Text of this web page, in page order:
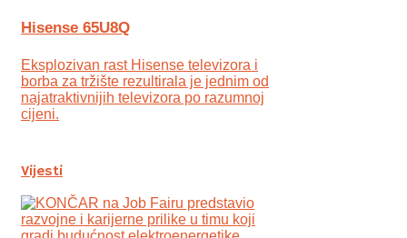
Hisense 65U8Q
Eksplozivan rast Hisense televizora i
borba za tržište rezultirala je jednim od
najatraktivnijih televizora po razumnoj
cijeni.
Vijesti